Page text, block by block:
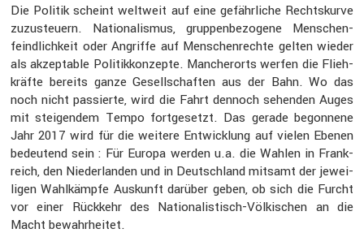
Die Politik scheint weltweit auf eine gefähr­liche Rechts­kurve
zuzusteuern. Natio­na­lismus, gruppen­be­zo­gene Menschen­
feind­lich­keit oder Angriffe auf Menschen­rechte gelten wieder
als akzep­table Politik­kon­zepte. Mancher­orts werfen die Flieh­
kräfte bereits ganze Gesell­schaften aus der Bahn. Wo das
noch nicht passierte, wird die Fahrt dennoch sehenden Auges
mit steigendem Tempo fortge­setzt. Das gerade begon­nene
Jahr 2017 wird für die weitere Entwick­lung auf vielen Ebenen
bedeu­tend sein : Für Europa werden u.a. die Wahlen in Frank­
reich, den Nieder­landen und in Deutsch­land mitsamt der jewei­
ligen Wahlkämpfe Auskunft darüber geben, ob sich die Furcht
vor einer Rückkehr des Natio­na­lis­tisch-Völki­schen an die
Macht bewahr­heitet.